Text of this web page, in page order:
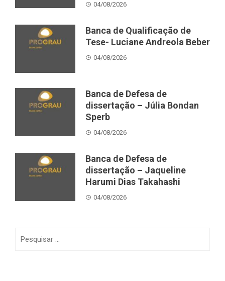
04/08/2026
Banca de Qualificação de
Tese- Luciane Andreola Beber
04/08/2026
Banca de Defesa de
dissertação – Júlia Bondan
Sperb
04/08/2026
Banca de Defesa de
dissertação – Jaqueline
Harumi Dias Takahashi
04/08/2026